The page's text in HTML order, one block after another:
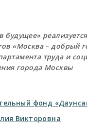
будущее»
«Москва – добрый
труда и
города Москвы
фонд
Викторовна